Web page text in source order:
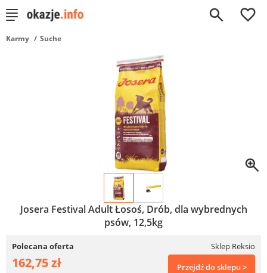
0
Karmy Suche
Josera Festival Adult Łosoś, Drób, dla wybrednych
psów, 12,5kg
Polecana oferta Sklep Reksio
162,75 zł Przejdź do sklepu >